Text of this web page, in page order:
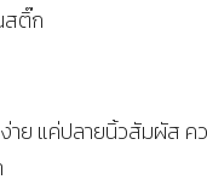
สติ๊ก
ง่าย แค่ปลายนิ้วสัมผัส ค